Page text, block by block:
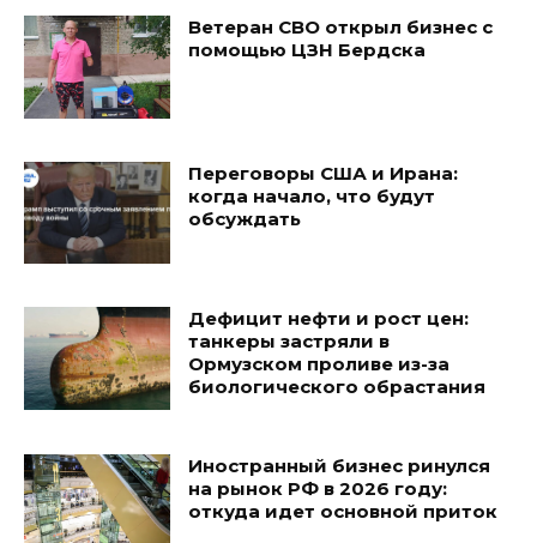
Ветеран СВО открыл бизнес с
помощью ЦЗН Бердска
Переговоры США и Ирана:
когда начало, что будут
обсуждать
Дефицит нефти и рост цен:
танкеры застряли в
Ормузском проливе из-за
биологического обрастания
Иностранный бизнес ринулся
на рынок РФ в 2026 году:
откуда идет основной приток